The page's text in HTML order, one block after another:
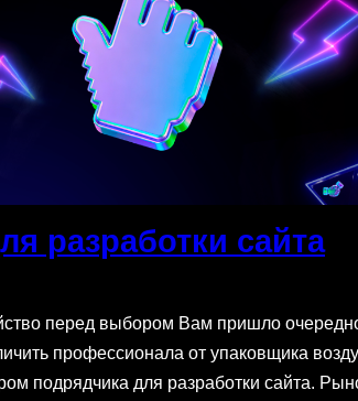
разработки сайта
перед выбором Вам пришло
профессионала от упаковщика
подрядчика для разработки сайта.